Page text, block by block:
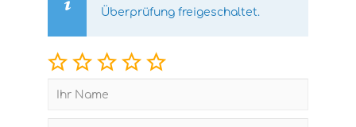
Überprüfung freigeschaltet.